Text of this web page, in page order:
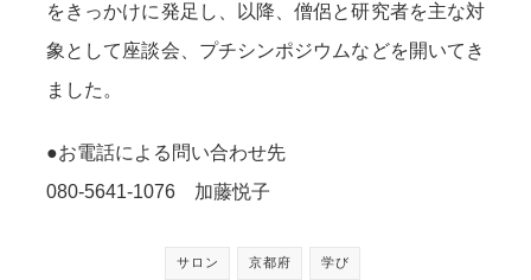
をきっかけに発足し、以降、僧侶と研究者を主な対
象として座談会、プチシンポジウムなどを開いてき
ました。
●お電話による問い合わせ先
080-5641-1076 加藤悦子
サロン 京都府 学び